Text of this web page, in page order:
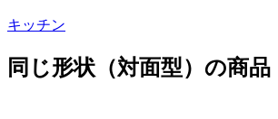
キッチン
同じ形状（対面型）の商品